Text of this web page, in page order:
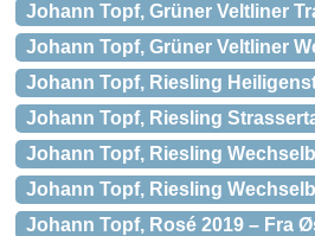
Johann Topf, Grüner Veltliner
Johann Topf, Grüner Veltliner
Johann Topf, Riesling
Johann Topf, Riesling
Johann Topf, Riesling
Johann Topf, Riesling
Johann Topf, Rosé 2019 – Fra